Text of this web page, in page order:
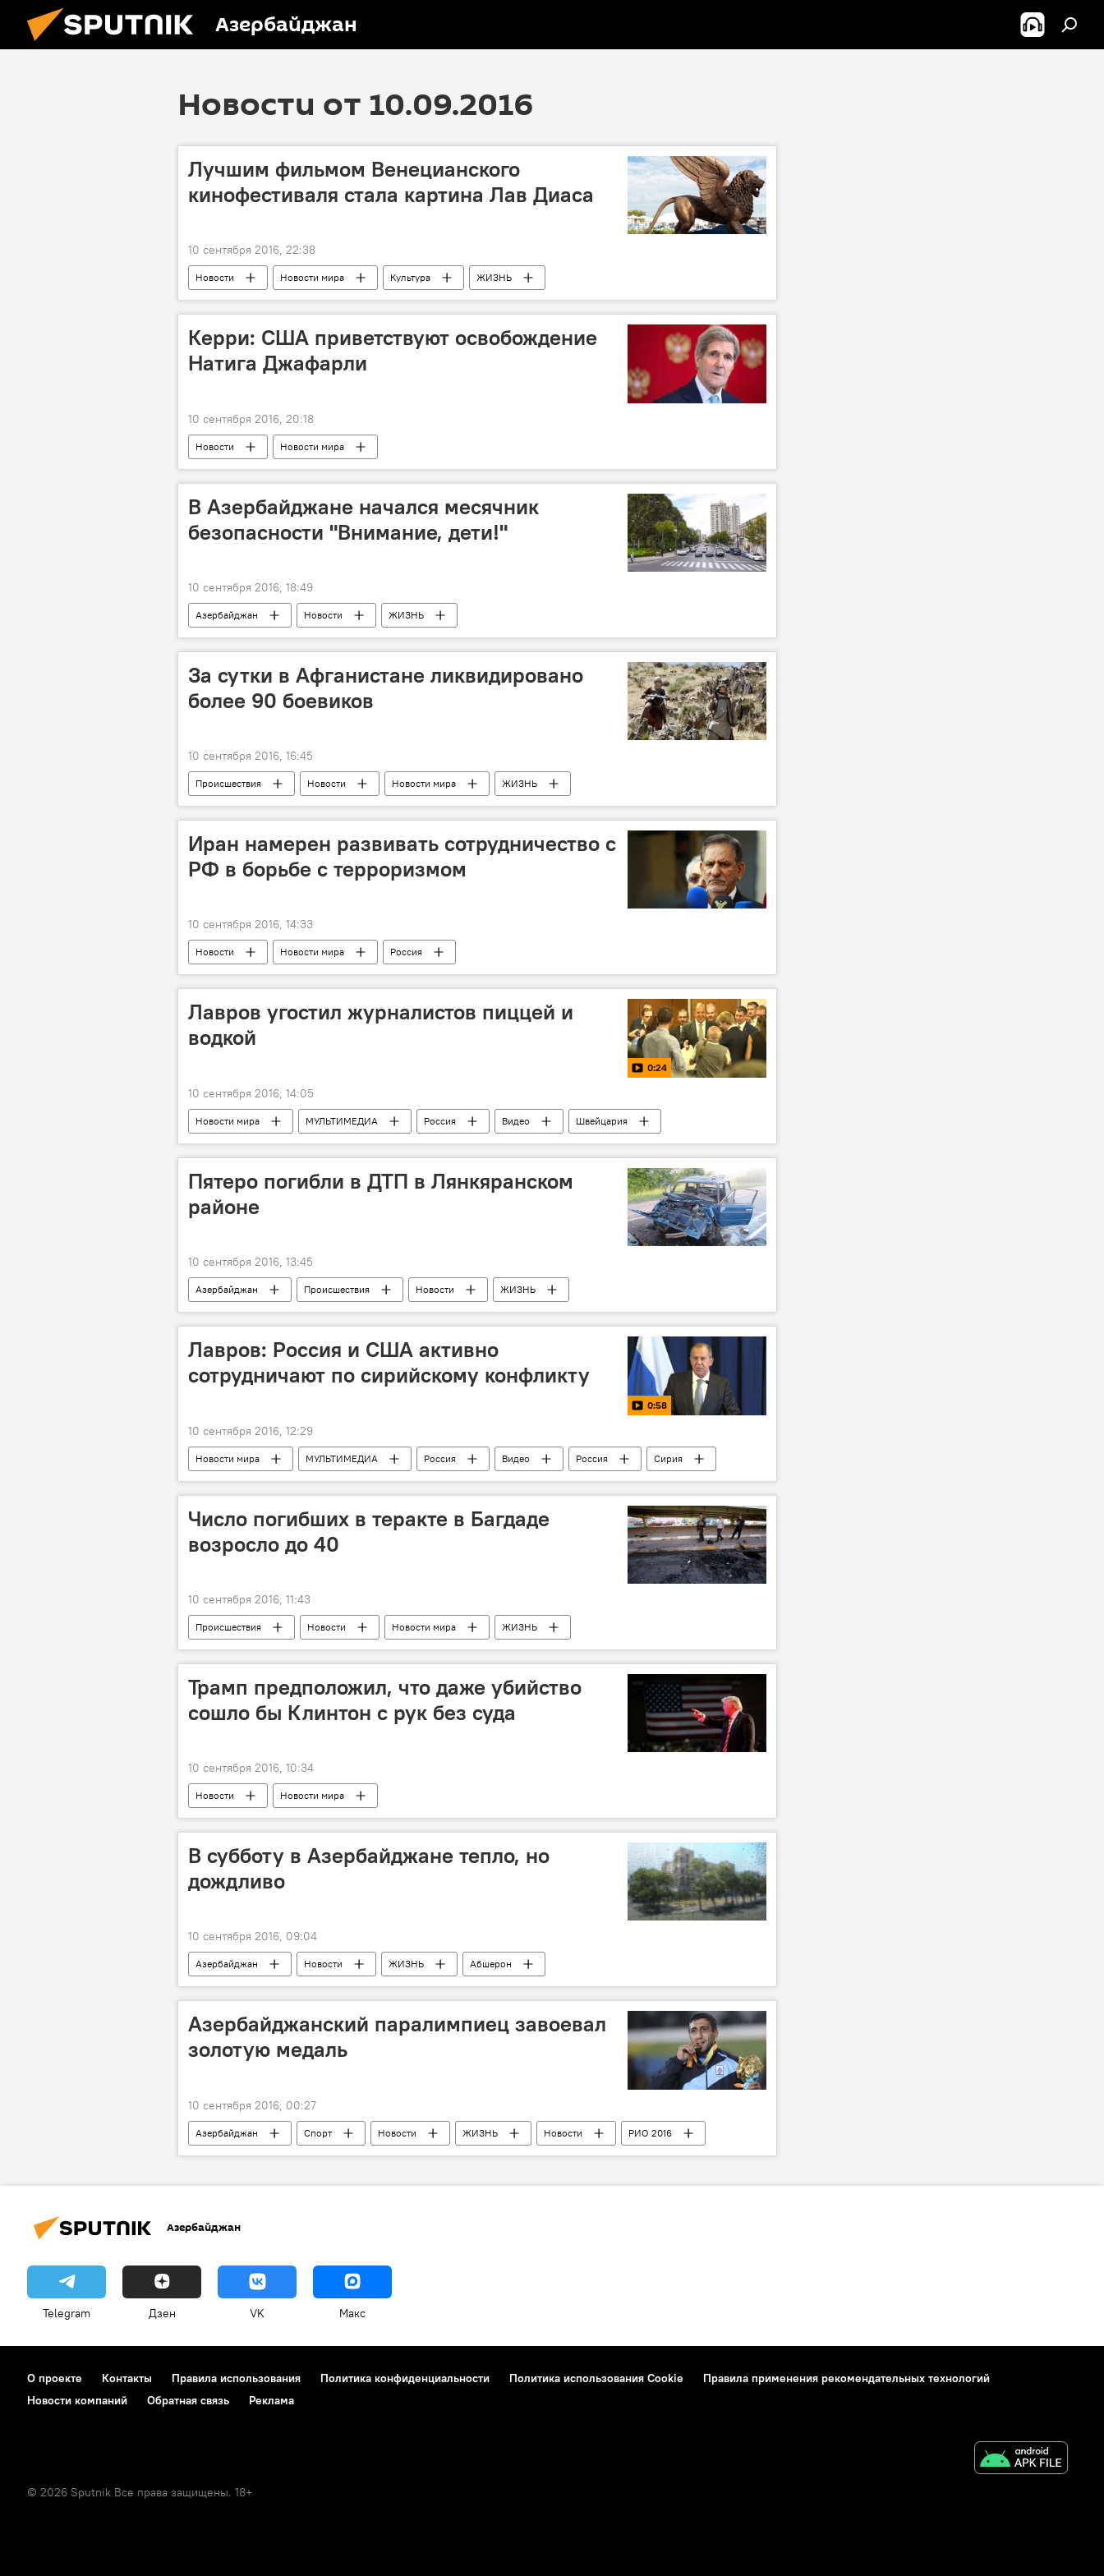
Азербайджан
Новости от 10.09.2016
Лучшим фильмом Венецианского
кинофестиваля стала картина Лав Диаса
10 сентября 2016, 22:38
Новости Новости мира Культура ЖИЗНЬ
Керри: США приветствуют освобождение
Натига Джафарли
10 сентября 2016, 20:18
Новости Новости мира
В Азербайджане начался месячник
безопасности "Внимание, дети!"
10 сентября 2016, 18:49
Азербайджан Новости ЖИЗНЬ
За сутки в Афганистане ликвидировано
более 90 боевиков
10 сентября 2016, 16:45
Происшествия Новости Новости мира ЖИЗНЬ
Иран намерен развивать сотрудничество с
РФ в борьбе с терроризмом
10 сентября 2016, 14:33
Новости Новости мира Россия
Лавров угостил журналистов пиццей и
водкой
0:24
10 сентября 2016, 14:05
Новости мира МУЛЬТИМЕДИА Россия Видео
Швейцария
Женева
Сергей Лавров водка журналисты
Пятеро погибли в ДТП в Лянкяранском
районе
10 сентября 2016, 13:45
Азербайджан Происшествия Новости ЖИЗНЬ
Лавров: Россия и США активно
сотрудничают по сирийскому конфликту
0:58
10 сентября 2016, 12:29
Новости мира МУЛЬТИМЕДИА Россия Видео Россия
Сирия
США
Сергей Лавров Джон Керри переговоры по сирийскому конфликту
Число погибших в теракте в Багдаде
возросло до 40
10 сентября 2016, 11:43
Происшествия Новости Новости мира ЖИЗНЬ
Трамп предположил, что даже убийство
сошло бы Клинтон с рук без суда
10 сентября 2016, 10:34
Новости Новости мира
В субботу в Азербайджане тепло, но
дождливо
10 сентября 2016, 09:04
Азербайджан Новости ЖИЗНЬ
Абшерон
Министерство экологии и природных ресурсов АР
Осадки Тепло
Азербайджанский паралимпиец завоевал
золотую медаль
10 сентября 2016, 00:27
Азербайджан Спорт Новости ЖИЗНЬ Новости
РИО 2016
дзюдоист Рамиль Гасымов
Летних Паралимпийских игр в Рио-де-Жанейро
Азербайджан
Telegram Дзен VK Макс
О проекте Контакты Правила использования Политика конфиденциальности Политика использования Cookie
Правила применения рекомендательных технологий
Новости компаний
Обратная связь Реклама
© 2026 Sputnik Все права защищены. 18+